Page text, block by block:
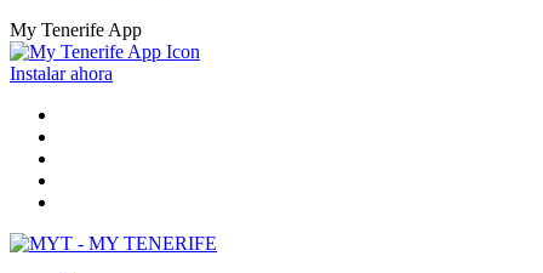
My Tenerife App
Instalar ahora